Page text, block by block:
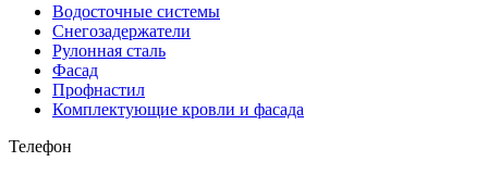
Водосточные системы
Снегозадержатели
Рулонная сталь
Фасад
Профнастил
Комплектующие кровли и фасада
Телефон